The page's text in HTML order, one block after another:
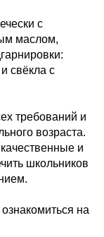
с
маслом,
свёкла с
требований и
возраста.
и
школьников
на